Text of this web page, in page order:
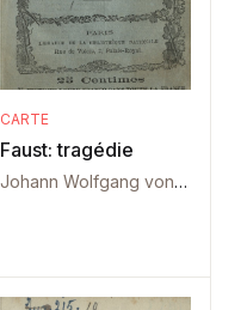
CARTE
Faust: tragédie
Johann Wolfgang von Goethe